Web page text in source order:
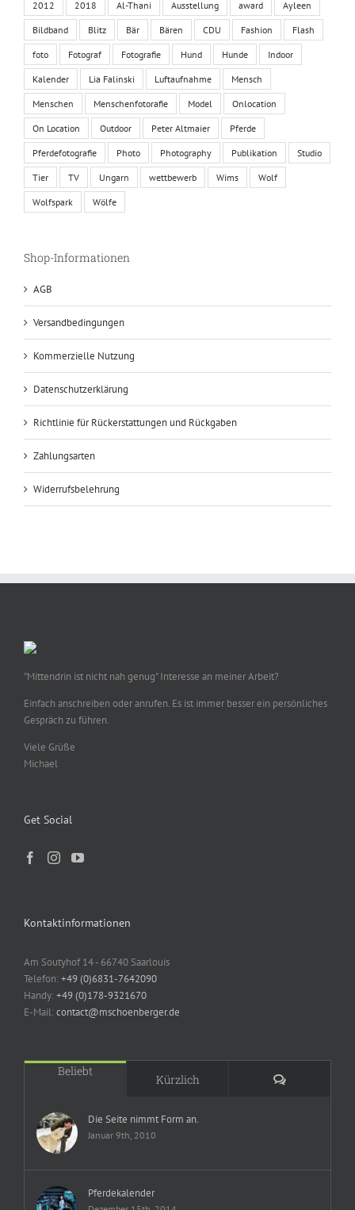
2012 2018 Al-Thani Ausstellung award Ayleen
Bildband Blitz Bär Bären CDU Fashion Flash
foto Fotograf Fotografie Hund Hunde Indoor
Kalender Lia Falinski Luftaufnahme Mensch
Menschen Menschenfotorafie Model Onlocation
On Location Outdoor Peter Altmaier Pferde
Pferdefotografie Photo Photography Publikation Studio
Tier TV Ungarn wettbewerb Wims Wolf
Wolfspark Wölfe
Shop-Informationen
AGB
Versandbedingungen
Kommerzielle Nutzung
Datenschutzerklärung
Richtlinie für Rückerstattungen und Rückgaben
Zahlungsarten
Widerrufsbelehrung
"Mittendrin ist nicht nah genug" Interesse an meiner Arbeit?
Einfach anschreiben oder anrufen. Es ist immer besser ein persönliches
Gespräch zu führen.
Viele Grüße
Michael
Get Social
Kontaktinformationen
Am Soutyhof 14 - 66740 Saarlouis
Telefon:+49 (0)6831-7642090
Handy:+49 (0)178-9321670
E-Mail:contact@mschoenberger.de
Beliebt
Kürzlich Kommentare
Die Seite nimmt Form an.
Januar 9th, 2010
Pferdekalender